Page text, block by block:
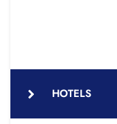
HOTELS